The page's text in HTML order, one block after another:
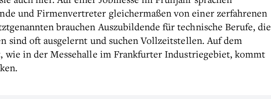
und Firmenvertreter gleichermaßen von einer zerfahrenen
brauchen Auszubildende für technische Berufe, die
sind oft ausgelernt und suchen Vollzeitstellen. Auf dem
wie in der Messehalle im Frankfurter Industriegebiet, kommt